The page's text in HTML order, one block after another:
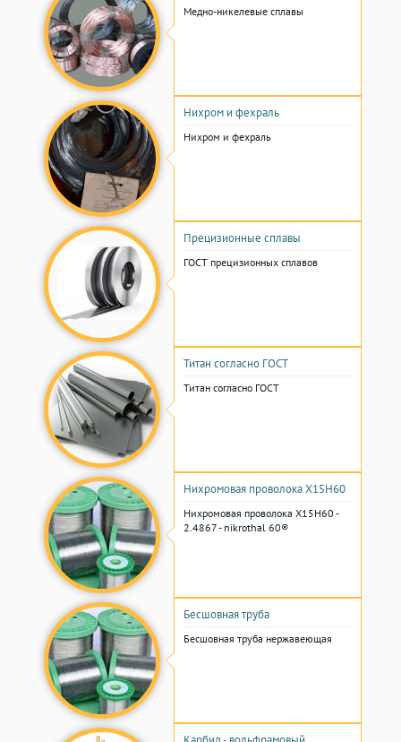
Медно-никелевые сплавы
Нихром и фехраль
Нихром и фехраль
Прецизионные сплавы
ГОСТ прецизионных сплавов
Титан согласно ГОСТ
Титан согласно ГОСТ
Нихромовая проволока Х15Н60
Нихромовая проволока Х15Н60 -
2.4867 - nikrothal 60®
Бесшовная труба
Бесшовная труба нержавеющая